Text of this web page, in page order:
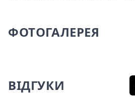
ФОТОГАЛЕРЕЯ
ВІДГУКИ